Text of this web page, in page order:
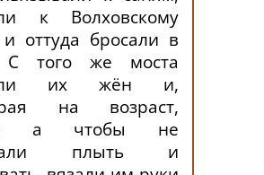
к Волховскому
и оттуда бросали в
С того же моста
их жён и,
на возраст,
а чтобы не
плыть и